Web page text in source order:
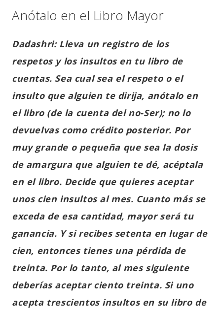
Anótalo en el Libro Mayor
Dadashri: Lleva un registro de los
respetos y los insultos en tu libro de
cuentas. Sea cual sea el respeto o el
insulto que alguien te dirija, anótalo en
el libro (de la cuenta del no-Ser); no lo
devuelvas como crédito posterior. Por
muy grande o pequeña que sea la dosis
de amargura que alguien te dé, acéptala
en el libro. Decide que quieres aceptar
unos cien insultos al mes. Cuanto más se
exceda de esa cantidad, mayor será tu
ganancia. Y si recibes setenta en lugar de
cien, entonces tienes una pérdida de
treinta. Por lo tanto, al mes siguiente
deberías aceptar ciento treinta. Si uno
acepta trescientos insultos en su libro de